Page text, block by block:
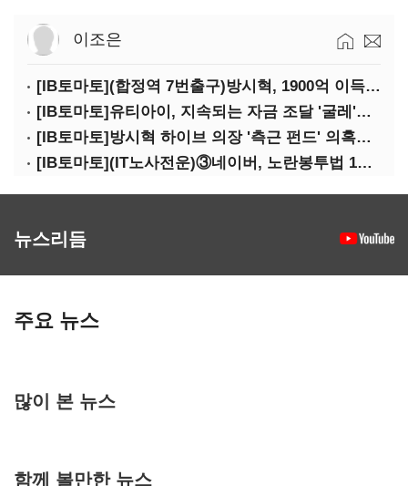
이조은
[IB토마토](합정역 7번출구)방시혁, 1900억 이득 논란…하이브 상장 진실은?
[IB토마토]유티아이, 지속되는 자금 조달 '굴레'…부채 리스크 고조
[IB토마토]방시혁 하이브 의장 '측근 펀드' 의혹…실상은 해외 투자 무산
[IB토마토](IT노사전운)③네이버, 노란봉투법 1호 되나…관건은 '진짜 주인'
뉴스리듬
주요 뉴스
많이 본 뉴스
함께 볼만한 뉴스